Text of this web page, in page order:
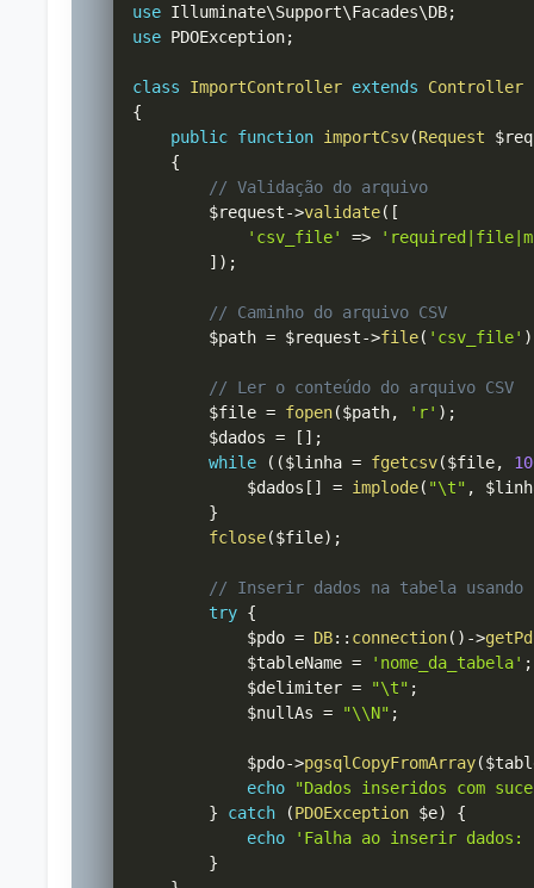
use Illuminate\Support\Facades\DB;
use PDOException;
class ImportController extends
Controller
{
public function importCsv(Request
{
// Validação do arquivo
$request->validate( [
'csv_file'
=>
] ) ;
// Caminho do arquivo CSV
$path = $request->file( 'csv_file' )
// Ler o conteúdo do arquivo CSV
$file = fopen($path, 'r' ) ;
$dados = [ ] ;
while
( ($linha = fgetcsv($file,
$dados [ ] = implode( "\t" ,
}
fclose($file) ;
// Inserir dados na tabela usando
try {
$pdo = DB:: connection( ) ->
$tableName = 'nome_da_tabela' ;
$delimiter = "\t" ;
$nullAs = "\\N" ;
$pdo->pgsqlCopyFromArray(
echo
"Dados inseridos com
}
catch (PDOException $e)
{
echo
'Falha ao inserir
}